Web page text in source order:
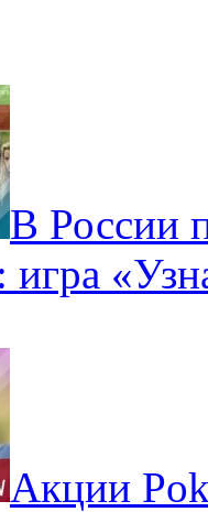
В России
игра
Акции